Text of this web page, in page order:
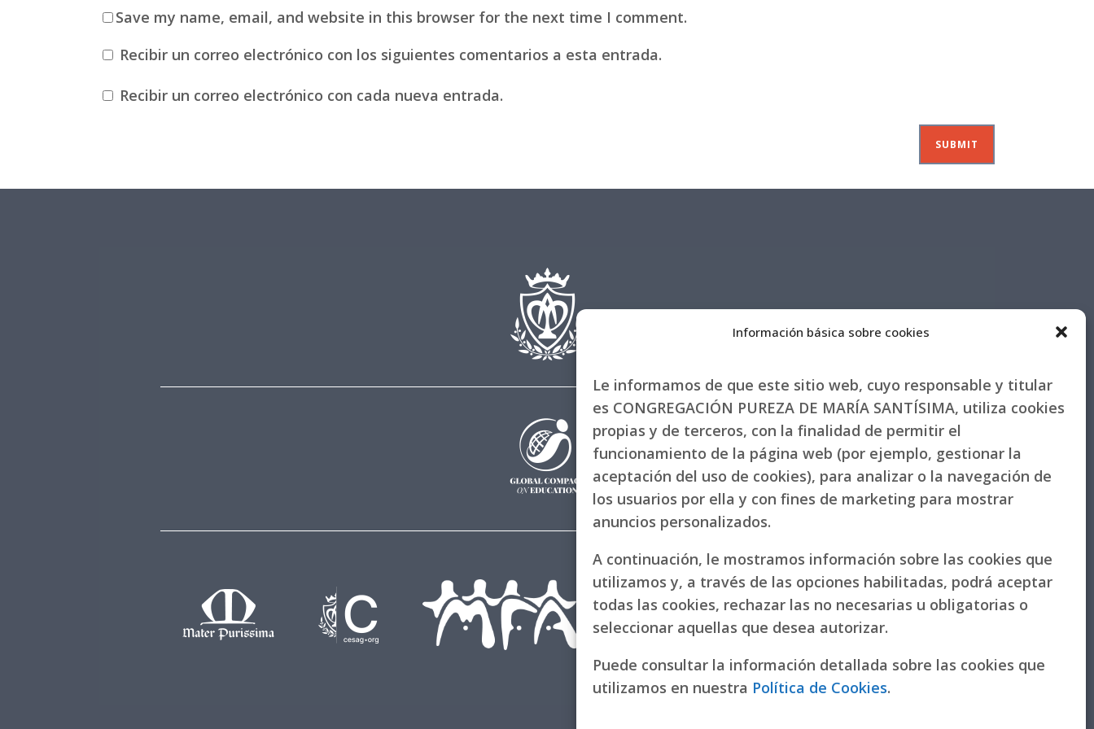
Información básica sobre cookies
Le informamos de que este sitio web, cuyo responsable y titular
es CONGREGACIÓN PUREZA DE MARÍA SANTÍSIMA, utiliza cookies
propias y de terceros, con la finalidad de permitir el
funcionamiento de la página web (por ejemplo, gestionar la
aceptación del uso de cookies), para analizar o la navegación de
los usuarios por ella y con fines de marketing para mostrar
anuncios personalizados.
A continuación, le mostramos información sobre las cookies que
utilizamos y, a través de las opciones habilitadas, podrá aceptar
todas las cookies, rechazar las no necesarias u obligatorias o
seleccionar aquellas que desea autorizar.
Puede consultar la información detallada sobre las cookies que
utilizamos en nuestra Política de Cookies.
Save my name, email, and website in this browser for the next time I comment.
Recibir un correo electrónico con los siguientes comentarios a esta entrada.
Recibir un correo electrónico con cada nueva entrada.